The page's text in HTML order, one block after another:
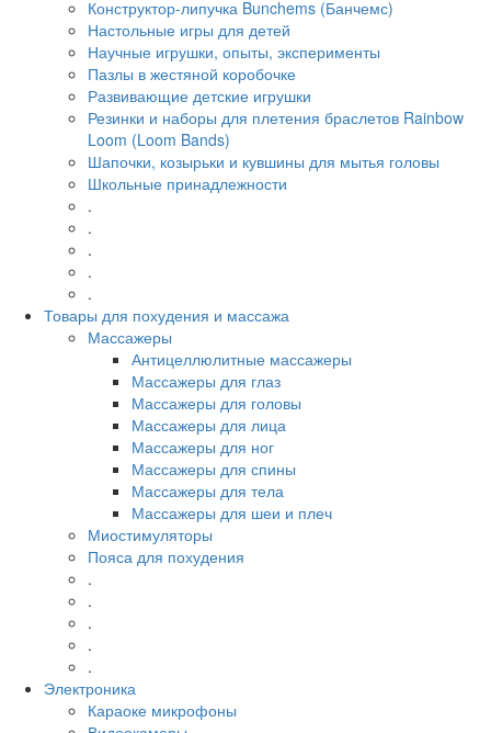
Конструктор-липучка Bunchems (Банчемс)
Настольные игры для детей
Научные игрушки, опыты, эксперименты
Пазлы в жестяной коробочке
Развивающие детские игрушки
Резинки и наборы для плетения браслетов Rainbow
Loom (Loom Bands)
Шапочки, козырьки и кувшины для мытья головы
Школьные принадлежности
.
.
.
.
.
Товары для похудения и массажа
Массажеры
Антицеллюлитные массажеры
Массажеры для глаз
Массажеры для головы
Массажеры для лица
Массажеры для ног
Массажеры для спины
Массажеры для тела
Массажеры для шеи и плеч
Миостимуляторы
Пояса для похудения
.
.
.
.
.
Электроника
Караоке микрофоны